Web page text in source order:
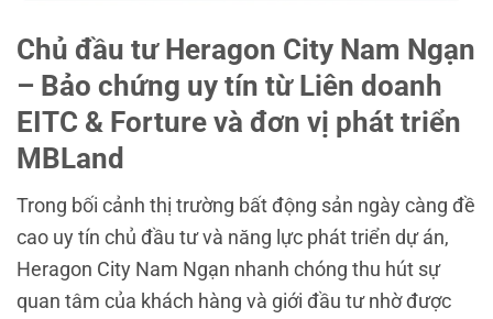
Chủ đầu tư Heragon City Nam Ngạn
– Bảo chứng uy tín từ Liên doanh
EITC & Forture và đơn vị phát triển
MBLand
Trong bối cảnh thị trường bất động sản ngày càng đề
cao uy tín chủ đầu tư và năng lực phát triển dự án,
Heragon City Nam Ngạn nhanh chóng thu hút sự
quan tâm của khách hàng và giới đầu tư nhờ được